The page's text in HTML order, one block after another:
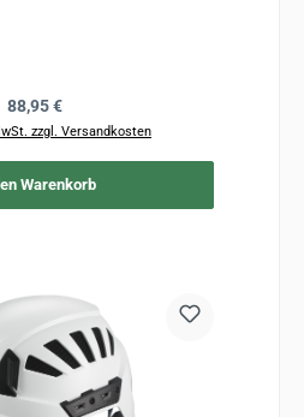
Regulärer Preis:
88,95 €
zzgl. Versandkosten
Warenkorb